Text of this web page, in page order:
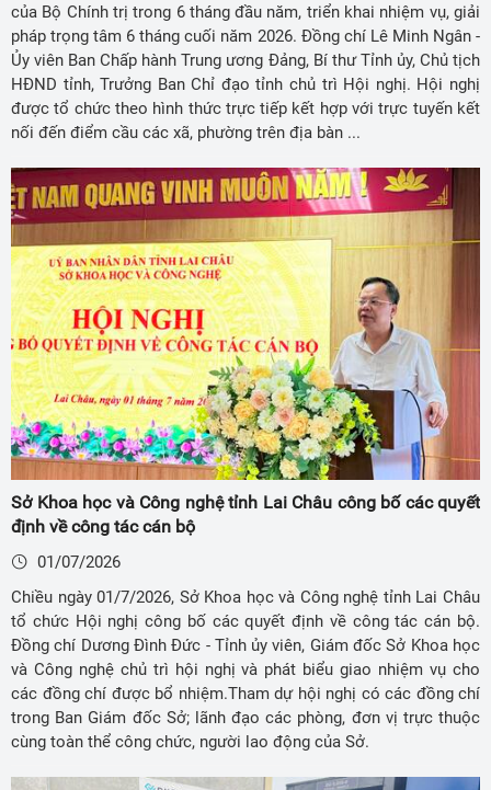
của Bộ Chính trị trong 6 tháng đầu năm, triển khai nhiệm vụ, giải
pháp trọng tâm 6 tháng cuối năm 2026. Đồng chí Lê Minh Ngân -
Ủy viên Ban Chấp hành Trung ương Đảng, Bí thư Tỉnh ủy, Chủ tịch
HĐND tỉnh, Trưởng Ban Chỉ đạo tỉnh chủ trì Hội nghị. Hội nghị
được tổ chức theo hình thức trực tiếp kết hợp với trực tuyến kết
nối đến điểm cầu các xã, phường trên địa bàn ...
Sở Khoa học và Công nghệ tỉnh Lai Châu công bố các quyết
định về công tác cán bộ
01/07/2026
Chiều ngày 01/7/2026, Sở Khoa học và Công nghệ tỉnh Lai Châu
tổ chức Hội nghị công bố các quyết định về công tác cán bộ.
Đồng chí Dương Đình Đức - Tỉnh ủy viên, Giám đốc Sở Khoa học
và Công nghệ chủ trì hội nghị và phát biểu giao nhiệm vụ cho
các đồng chí được bổ nhiệm.Tham dự hội nghị có các đồng chí
trong Ban Giám đốc Sở; lãnh đạo các phòng, đơn vị trực thuộc
cùng toàn thể công chức, người lao động của Sở.